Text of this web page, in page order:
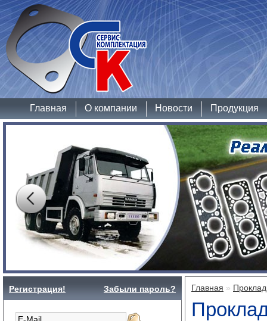
Главная О компании Новости Продукция
Регистрация! Забыли пароль? Главная »